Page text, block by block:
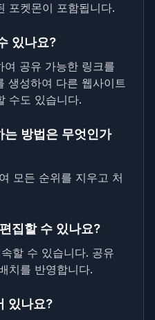
포켓몬이 포함됩니다.
있나요?
여 공유 가능한 링크를
생성하여 다른 웹사이트
수도 있습니다.
는 방법은 무엇인가
모든 순위를 지우고 처
집할 수 있나요?
할 수 있습니다. 공유
치를 반영합니다.
있나요?